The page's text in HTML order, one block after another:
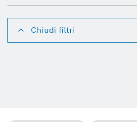
Chiudi filtri